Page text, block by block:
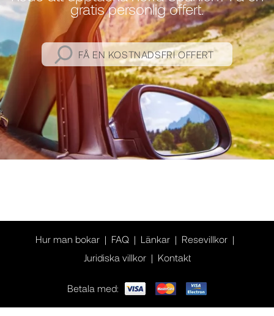
gratis personlig offert.
FÅ EN KOSTNADSFRI OFFERT
Hur man bokar FAQ Länkar
Resevillkor
Juridiska villkor
Kontakt
Betala med: